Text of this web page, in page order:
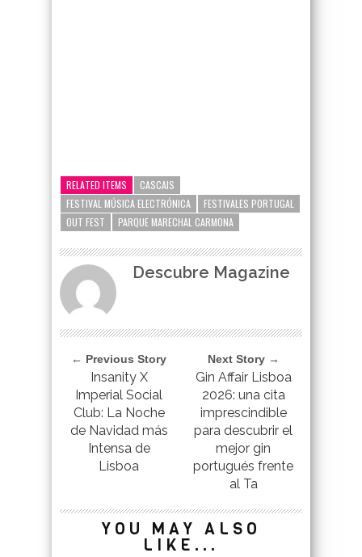
RELATED ITEMS
CASCAIS
FESTIVAL MÚSICA ELECTRÓNICA
FESTIVALES PORTUGAL
OUT FEST
PARQUE MARECHAL CARMONA
Descubre Magazine
← Previous Story
Insanity X
Imperial Social
Club: La Noche
de Navidad más
Intensa de
Lisboa
Next Story →
Gin Affair Lisboa
2026: una cita
imprescindible
para descubrir el
mejor gin
portugués frente
al Ta
YOU MAY ALSO
LIKE...